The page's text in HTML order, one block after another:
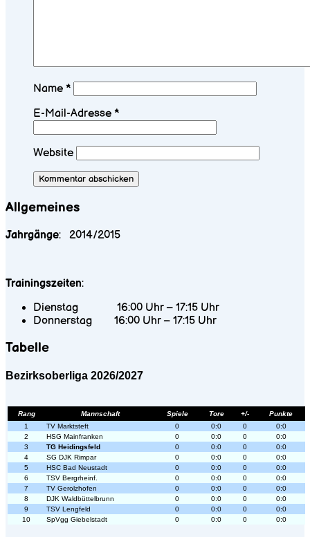
Name *
E-Mail-Adresse *
Website
Allgemeines
Jahrgänge: 2014/2015
Trainingszeiten:
Dienstag 16:00 Uhr – 17:15 Uhr
Donnerstag 16:00 Uhr – 17:15 Uhr
Tabelle
Bezirksoberliga 2026/2027
Rang Mannschaft Spiele Tore +/-
Punkte
1
TV Marktsteft 0 0:0 0
0:0
2
HSG Mainfranken 0 0:0 0
0:0
3
TG Heidingsfeld 0 0:0 0
0:0
4
SG DJK Rimpar 0 0:0 0
0:0
5
HSC Bad Neustadt 0 0:0 0
0:0
6
TSV Bergrheinf. 0 0:0 0
0:0
7
TV Gerolzhofen 0 0:0 0
0:0
8
DJK Waldbüttelbrunn 0 0:0 0
0:0
9
TSV Lengfeld 0 0:0 0
0:0
10
SpVgg Giebelstadt 0 0:0 0 0:0